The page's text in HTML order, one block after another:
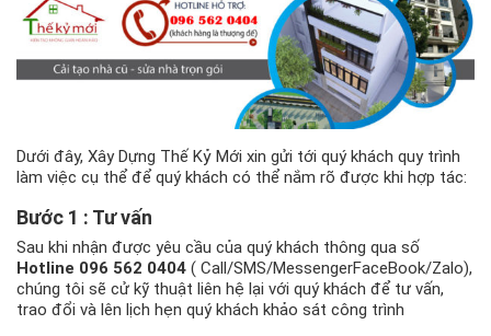
Dưới đây, Xây Dựng Thế Kỷ Mới xin gửi tới quý khách quy trình
làm việc cụ thể để quý khách có thể nắm rõ được khi hợp tác:
Bước 1 : Tư vấn
Sau khi nhận được yêu cầu của quý khách thông qua số
Hotline 096 562 0404 ( Call/SMS/MessengerFaceBook/Zalo),
chúng tôi sẽ cử kỹ thuật liên hệ lại với quý khách để tư vấn,
trao đổi và lên lịch hẹn quý khách khảo sát công trình